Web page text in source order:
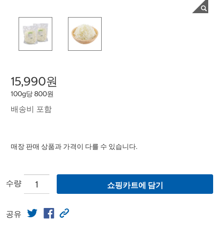
15,990원
100g당 800원
배송비 포함
매장 판매 상품과 가격이 다를 수 있습니다.
수량 쇼핑카트에 담기
공유